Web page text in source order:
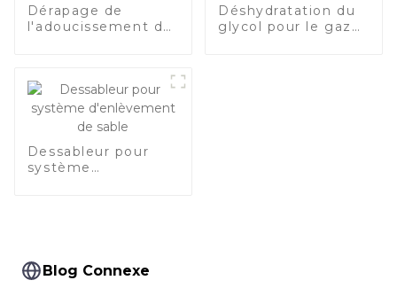
Dérapage de
l'adoucissement du
Déshydratation du
glycol pour le gaz
Dessableur pour
système
Blog Connexe